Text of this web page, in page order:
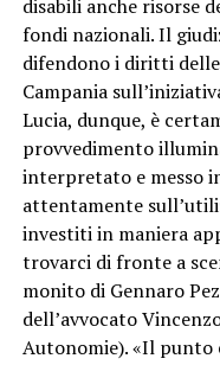
disabili anche risorse
fondi nazionali. Il
difendono i diritti
Campania
Lucia, dunque, è
provvedimento
interpretato e messo
attentamente
investiti in maniera
trovarci di fronte a
monito di Gennaro
dell’avvocato
Autonomie). «Il punto